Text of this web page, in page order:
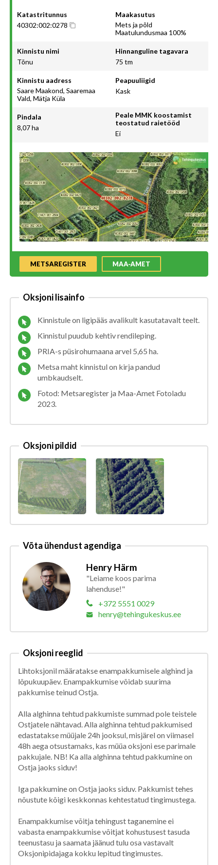
Katastritunnus
40302:002:0278
Maakasutus
Mets ja põld
Maatulundusmaa 100%
Kinnistu nimi
Tõnu
Hinnanguline tagavara
75 tm
Kinnistu aadress
Saare Maakond, Saaremaa
Vald, Mätja Küla
Peapuuliigid
Kask
Pindala
8,07 ha
Peale MMK koostamist
teostatud raietööd
Ei
METSAREGISTER MAA-AMET
Oksjoni lisainfo
Kinnistule on ligipääs avalikult kasutatavalt teelt.
Kinnistul puudub kehtiv rendileping.
PRIA-s püsirohumaana arvel 5,65 ha.
Metsa maht kinnistul on kirja pandud
umbkaudselt.
Fotod: Metsaregister ja Maa-Amet Fotoladu
2023.
Oksjoni pildid
Võta ühendust agendiga
Henry Härm
"Leiame koos parima
lahenduse!"
+372 5551 0029
henry@tehingukeskus.ee
Oksjoni reeglid
Lihtoksjonil määratakse enampakkumisele alghind ja
lõpukuupäev. Enampakkumise võidab suurima
pakkumise teinud Ostja.
Alla alghinna tehtud pakkumiste summad pole teistele
Ostjatele nähtavad. Alla alghinna tehtud pakkumised
edastatakse müüjale 24h jooksul, misjärel on viimasel
48h aega otsustamaks, kas müüa oksjoni ese parimale
pakkujale. NB! Ka alla alghinna tehtud pakkumine on
Ostja jaoks siduv!
Iga pakkumine on Ostja jaoks siduv. Pakkumist tehes
nõustute kõigi keskkonnas kehtestatud tingimustega.
Enampakkumise võitja tehingust taganemine ei
vabasta enampakkumise võitjat kohustusest tasuda
teenustasu ja saamata jäänud tulu osa vastavalt
Oksjonipidajaga kokku lepitud tingimustes.